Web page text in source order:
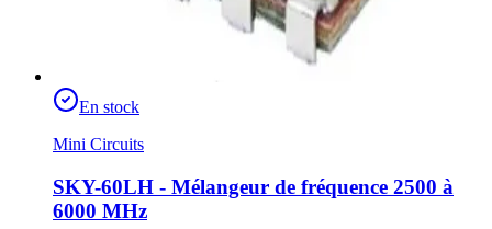
En stock
Mini Circuits
SKY-60LH - Mélangeur de fréquence 2500 à
6000 MHz